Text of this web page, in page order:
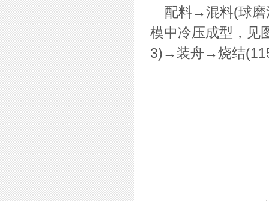
配料→混料(球磨
模中冷压成型，见
3)→装舟→烧结